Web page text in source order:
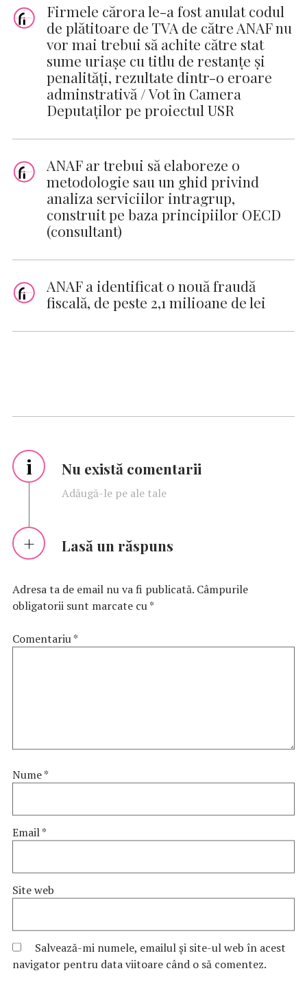
Firmele cărora le-a fost anulat codul
de plătitoare de TVA de către ANAF nu
vor mai trebui să achite către stat
sume uriaşe cu titlu de restanţe şi
penalităţi, rezultate dintr-o eroare
adminstrativă / Vot în Camera
Deputaţilor pe proiectul USR
ANAF ar trebui să elaboreze o
metodologie sau un ghid privind
analiza serviciilor intragrup,
construit pe baza principiilor OECD
(consultant)
ANAF a identificat o nouă fraudă
fiscală, de peste 2,1 milioane de lei
i Nu există comentarii
Adăugă-le pe ale tale
Lasă un răspuns
Adresa ta de email nu va fi publicată. Câmpurile
obligatorii sunt marcate cu*
Comentariu*
Nume*
Email*
Site web
Salvează-mi numele, emailul și site-ul web în acest
navigator pentru data viitoare când o să comentez.